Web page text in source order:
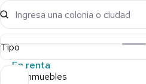
Ingresa una colonia o ciudad
Tipo
En renta
62 inmuebles